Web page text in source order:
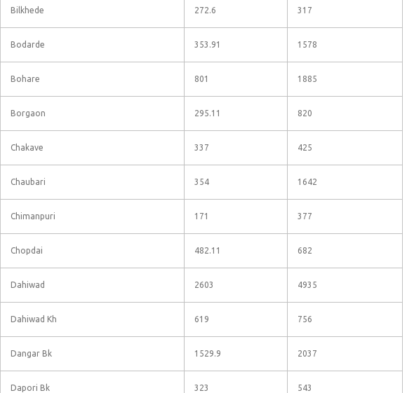
Bilkhede 272.6 317
Bodarde 353.91 1578
Bohare 801 1885
Borgaon 295.11 820
Chakave 337 425
Chaubari 354 1642
Chimanpuri 171 377
Chopdai 482.11 682
Dahiwad 2603 4935
Dahiwad Kh 619 756
Dangar Bk 1529.9 2037
Dapori Bk 323 543